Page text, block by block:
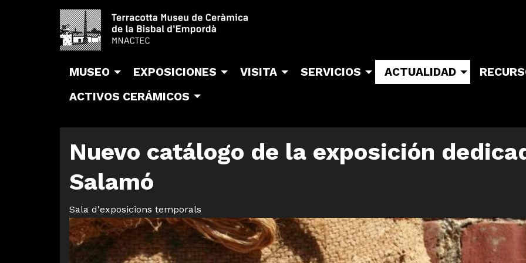
MUSEO EXPOSICIONES VISITA SERVICIOS ACTUALIDAD
ACTIVOS CERÁMICOS
Nuevo catálogo de la exposición
Salamó
Sala d'exposicions temporals